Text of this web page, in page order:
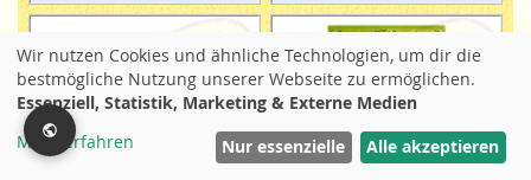
Filter
Wir nutzen Cookies und ähnliche Technologien, um dir die
bestmögliche Nutzung unserer Webseite zu ermöglichen.
Essenziell, Statistik, Marketing & Externe Medien
Mehr erfahren
Nur essenzielle Alle akzeptieren